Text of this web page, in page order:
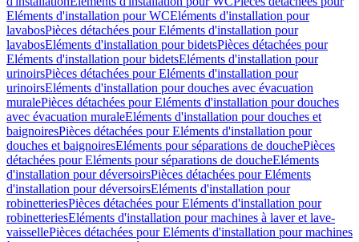
Eléments d'installation pour WCEléments d'installation pour
lavabosPièces détachées pour Eléments d'installation pour
lavabosEléments d'installation pour bidetsPièces détachées pour
Eléments d'installation pour bidetsEléments d'installation pour
urinoirsPièces détachées pour Eléments d'installation pour
urinoirsEléments d'installation pour douches avec évacuation
muralePièces détachées pour Eléments d'installation pour douches
avec évacuation muraleEléments d'installation pour douches et
baignoiresPièces détachées pour Eléments d'installation pour
douches et baignoiresEléments pour séparations de douchePièces
détachées pour Eléments pour séparations de doucheEléments
d'installation pour déversoirsPièces détachées pour Eléments
d'installation pour déversoirsEléments d'installation pour
robinetteriesPièces détachées pour Eléments d'installation pour
robinetteriesEléments d'installation pour machines à laver et lave-
vaissellePièces détachées pour Eléments d'installation pour machines